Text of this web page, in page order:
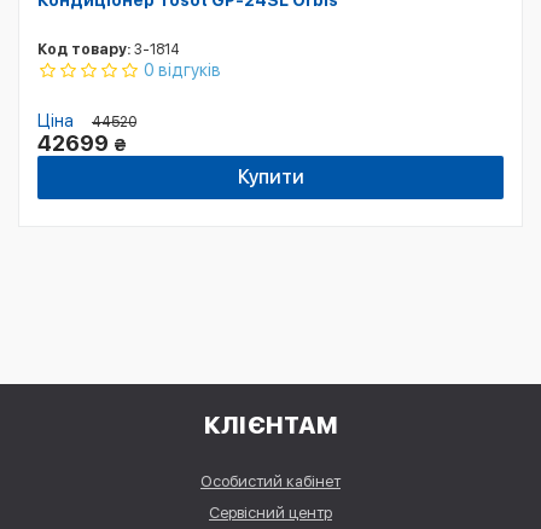
Код товару: 3-1814
0 відгуків
Ціна 44520
42699 ₴
Купити
КЛІЄНТАМ
Особистий кабінет
Сервісний центр